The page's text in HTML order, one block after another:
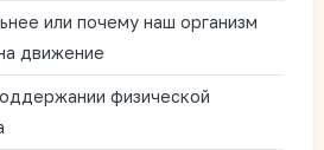
или почему наш организм
движение
физической